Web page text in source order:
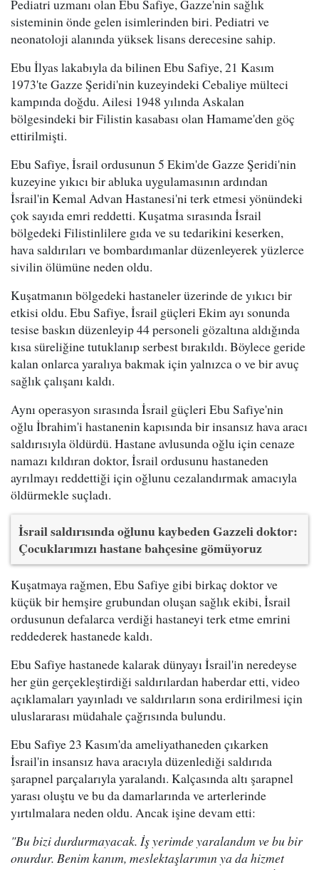
Pediatri uzmanı olan Ebu Safiye, Gazze'nin sağlık
sisteminin önde gelen isimlerinden biri. Pediatri ve
neonatoloji alanında yüksek lisans derecesine sahip.
Ebu İlyas lakabıyla da bilinen Ebu Safiye, 21 Kasım
1973'te Gazze Şeridi'nin kuzeyindeki Cebaliye mülteci
kampında doğdu. Ailesi 1948 yılında Askalan
bölgesindeki bir Filistin kasabası olan Hamame'den göç
ettirilmişti.
Ebu Safiye, İsrail ordusunun 5 Ekim'de Gazze Şeridi'nin
kuzeyine yıkıcı bir abluka uygulamasının ardından
İsrail'in Kemal Advan Hastanesi'ni terk etmesi yönündeki
çok sayıda emri reddetti. Kuşatma sırasında İsrail
bölgedeki Filistinlilere gıda ve su tedarikini keserken,
hava saldırıları ve bombardımanlar düzenleyerek yüzlerce
sivilin ölümüne neden oldu.
Kuşatmanın bölgedeki hastaneler üzerinde de yıkıcı bir
etkisi oldu. Ebu Safiye, İsrail güçleri Ekim ayı sonunda
tesise baskın düzenleyip 44 personeli gözaltına aldığında
kısa süreliğine tutuklanıp serbest bırakıldı. Böylece geride
kalan onlarca yaralıya bakmak için yalnızca o ve bir avuç
sağlık çalışanı kaldı.
Aynı operasyon sırasında İsrail güçleri Ebu Safiye'nin
oğlu İbrahim'i hastanenin kapısında bir insansız hava aracı
saldırısıyla öldürdü. Hastane avlusunda oğlu için cenaze
namazı kıldıran doktor, İsrail ordusunu hastaneden
ayrılmayı reddettiği için oğlunu cezalandırmak amacıyla
öldürmekle suçladı.
İsrail saldırısında oğlunu kaybeden Gazzeli doktor:
Çocuklarımızı hastane bahçesine gömüyoruz
Kuşatmaya rağmen, Ebu Safiye gibi birkaç doktor ve
küçük bir hemşire grubundan oluşan sağlık ekibi, İsrail
ordusunun defalarca verdiği hastaneyi terk etme emrini
reddederek hastanede kaldı.
Ebu Safiye hastanede kalarak dünyayı İsrail'in neredeyse
her gün gerçekleştirdiği saldırılardan haberdar etti, video
açıklamaları yayınladı ve saldırıların sona erdirilmesi için
uluslararası müdahale çağrısında bulundu.
Ebu Safiye 23 Kasım'da ameliyathaneden çıkarken
İsrail'in insansız hava aracıyla düzenlediği saldırıda
şarapnel parçalarıyla yaralandı. Kalçasında altı şarapnel
yarası oluştu ve bu da damarlarında ve arterlerinde
yırtılmalara neden oldu. Ancak işine devam etti:
"Bu bizi durdurmayacak. İş yerimde yaralandım ve bu bir
onurdur. Benim kanım, meslektaşlarımın ya da hizmet